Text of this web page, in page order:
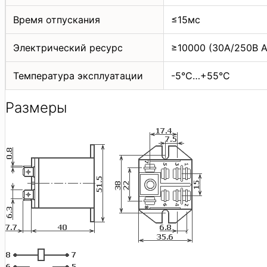
Время отпускания ≤15мс
Электрический ресурс ≥10000 (30A/250В
Температура эксплуатации -5°C…+55°C
Размеры